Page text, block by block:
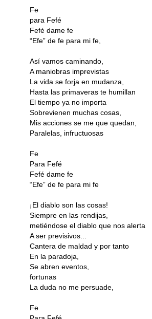
Fe
para Fefé
Fefé dame fe
“Efe” de fe para mi fe,
Así vamos caminando,
A maniobras imprevistas
La vida se forja en mudanza,
Hasta las primaveras te humillan
El tiempo ya no importa
Sobrevienen muchas cosas,
Mis acciones se me que quedan,
Paralelas, infructuosas
Fe
Para Fefé
Fefé dame fe
“Efe” de fe para mi fe
¡El diablo son las cosas!
Siempre en las rendijas,
metiéndose el diablo que nos alerta
A ser previsivos...
Cantera de maldad y por tanto
En la paradoja,
Se abren eventos,
fortunas
La duda no me persuade,
Fe